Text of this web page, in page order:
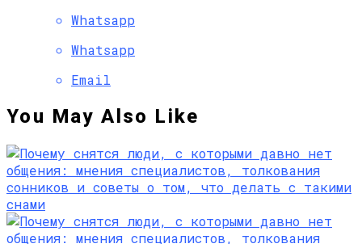
Whatsapp
Whatsapp
Email
You May Also Like